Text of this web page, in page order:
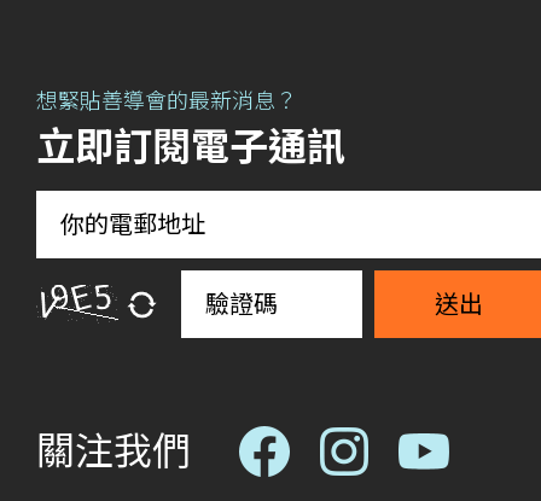
想緊貼善導會的最新消息？
立即訂閱電子通訊
送出
關注我們